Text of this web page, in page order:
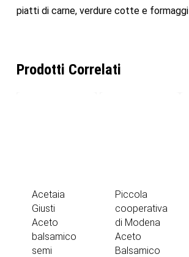
piatti di carne, verdure cotte e formaggi
Prodotti Correlati
Acetaia
Giusti
Aceto
balsamico
semi
Piccola
cooperativa
di Modena
Aceto
Balsamico